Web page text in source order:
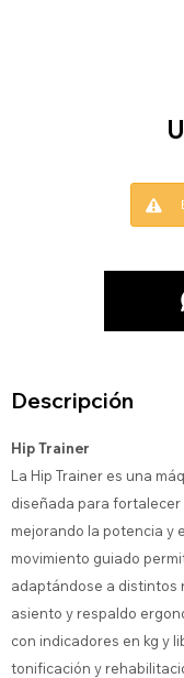
Descripción
Hip Trainer
La Hip Trainer es una
diseñada para
mejorando la potencia y
movimiento guiado
adaptándose a distintos
asiento y respaldo
con indicadores en kg y
tonificación y